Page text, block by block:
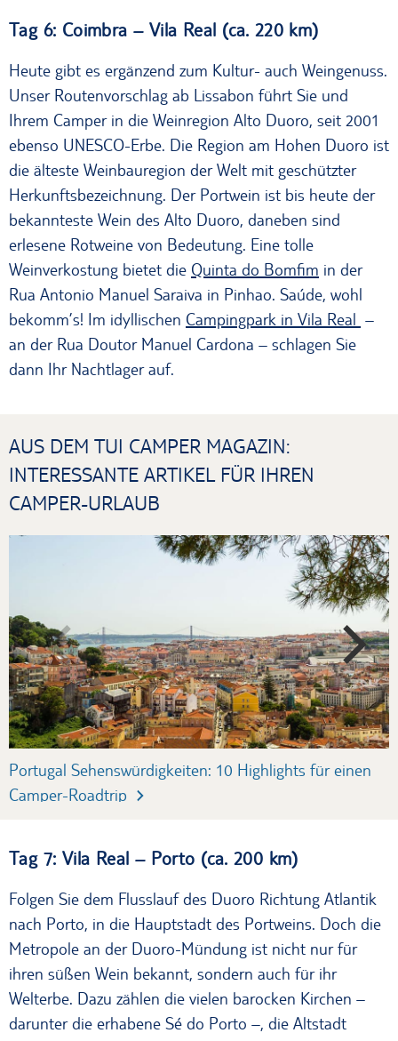
Tag 6: Coimbra – Vila Real (ca. 220 km)
Heute gibt es ergänzend zum Kultur- auch Weingenuss.
Unser Routenvorschlag ab Lissabon führt Sie und
Ihrem Camper in die Weinregion Alto Duoro, seit 2001
ebenso UNESCO-Erbe. Die Region am Hohen Duoro ist
die älteste Weinbauregion der Welt mit geschützter
Herkunftsbezeichnung. Der Portwein ist bis heute der
bekannteste Wein des Alto Duoro, daneben sind
erlesene Rotweine von Bedeutung. Eine tolle
Weinverkostung bietet die Quinta do Bomfim in der
Rua Antonio Manuel Saraiva in Pinhao. Saúde, wohl
bekomm’s! Im idyllischen Campingpark in Vila Real –
an der Rua Doutor Manuel Cardona – schlagen Sie
dann Ihr Nachtlager auf.
AUS DEM TUI CAMPER MAGAZIN:
INTERESSANTE ARTIKEL FÜR IHREN
CAMPER-URLAUB
Portugal Sehenswürdigkeiten: 10 Highlights für einen
Camper-Roadtrip
Tag 7: Vila Real – Porto (ca. 200 km)
Folgen Sie dem Flusslauf des Duoro Richtung Atlantik
nach Porto, in die Hauptstadt des Portweins. Doch die
Metropole an der Duoro-Mündung ist nicht nur für
ihren süßen Wein bekannt, sondern auch für ihr
Welterbe. Dazu zählen die vielen barocken Kirchen –
darunter die erhabene Sé do Porto –, die Altstadt